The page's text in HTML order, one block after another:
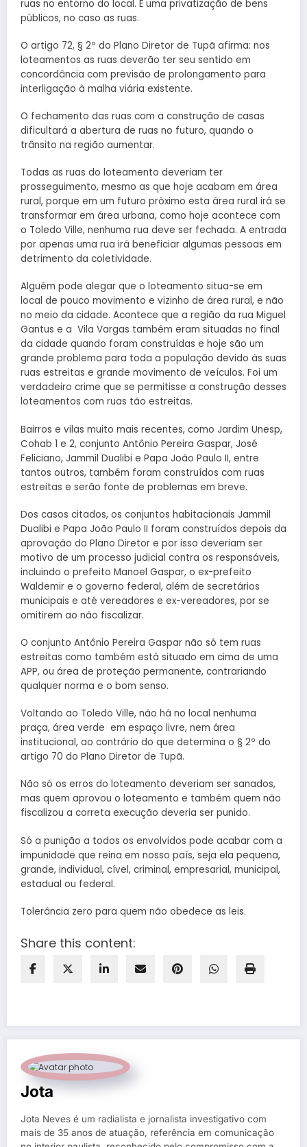
ruas no entorno do local. É uma privatização de bens
públicos, no caso as ruas.
O artigo 72, § 2º do Plano Diretor de Tupã afirma: nos
loteamentos as ruas deverão ter seu sentido em
concordância com previsão de prolongamento para
interligação à malha viária existente.
O fechamento das ruas com a construção de casas
dificultará a abertura de ruas no futuro, quando o
trânsito na região aumentar.
Todas as ruas do loteamento deveriam ter
prosseguimento, mesmo as que hoje acabam em área
rural, porque em um futuro próximo esta área rural irá se
transformar em área urbana, como hoje acontece com
o Toledo Ville, nenhuma rua deve ser fechada. A entrada
por apenas uma rua irá beneficiar algumas pessoas em
detrimento da coletividade.
Alguém pode alegar que o loteamento situa-se em
local de pouco movimento e vizinho de área rural, e não
no meio da cidade. Acontece que a região da rua Miguel
Gantus e a Vila Vargas também eram situadas no final
da cidade quando foram construídas e hoje são um
grande problema para toda a população devido às suas
ruas estreitas e grande movimento de veículos. Foi um
verdadeiro crime que se permitisse a construção desses
loteamentos com ruas tão estreitas.
Bairros e vilas muito mais recentes, como Jardim Unesp,
Cohab 1 e 2, conjunto Antônio Pereira Gaspar, José
Feliciano, Jammil Dualibi e Papa João Paulo II, entre
tantos outros, também foram construídos com ruas
estreitas e serão fonte de problemas em breve.
Dos casos citados, os conjuntos habitacionais Jammil
Dualibi e Papa João Paulo II foram construídos depois da
aprovação do Plano Diretor e por isso deveriam ser
motivo de um processo judicial contra os responsáveis,
incluindo o prefeito Manoel Gaspar, o ex-prefeito
Waldemir e o governo federal, além de secretários
municipais e até vereadores e ex-vereadores, por se
omitirem ao não fiscalizar.
O conjunto Antônio Pereira Gaspar não só tem ruas
estreitas como também está situado em cima de uma
APP, ou área de proteção permanente, contrariando
qualquer norma e o bom senso.
Voltando ao Toledo Ville, não há no local nenhuma
praça, área verde em espaço livre, nem área
institucional, ao contrário do que determina o § 2º do
artigo 70 do Plano Diretor de Tupã.
Não só os erros do loteamento deveriam ser sanados,
mas quem aprovou o loteamento e também quem não
fiscalizou a correta execução deveria ser punido.
Só a punição a todos os envolvidos pode acabar com a
impunidade que reina em nosso país, seja ela pequena,
grande, individual, cível, criminal, empresarial, municipal,
estadual ou federal.
Tolerância zero para quem não obedece as leis.
Share this content:
Jota
Jota Neves é um radialista e jornalista investigativo com
mais de 35 anos de atuação, referência em comunicação